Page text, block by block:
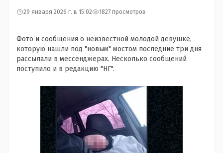
29 января 2026 г. в 15:02 1827 просмотров
Фото и сообщения о неизвестной молодой девушке,
которую нашли под "новым" мостом последние три дня
рассылали в мессенджерах. Несколько сообщений
поступило и в редакцию "НГ".